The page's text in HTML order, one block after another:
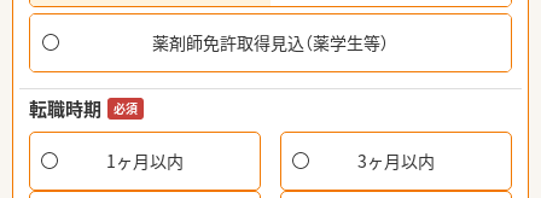
薬剤師免許取得見込（薬学生等）
転職時期 必須
1ヶ月以内 3ヶ月以内